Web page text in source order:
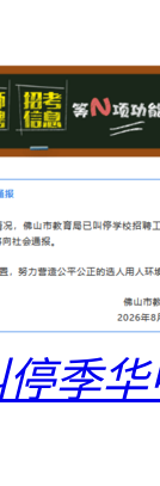
季